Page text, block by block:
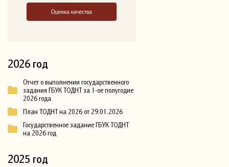
2026 год
Отчет о выполнении государственного
задания ГБУК ТОДНТ за 1-ое полугодие
2026 года
План ТОДНТ на 2026 от 29.01.2026
Государственное задание ГБУК ТОДНТ
на 2026 год
2025 год